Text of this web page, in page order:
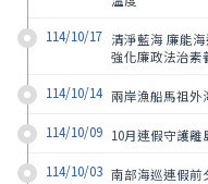
114/10/17 清淨藍海 廉能
強化廉政法治素
114/10/14 兩岸漁船馬祖外
114/10/09 10月連假守護
114/10/03 南部海巡連假前